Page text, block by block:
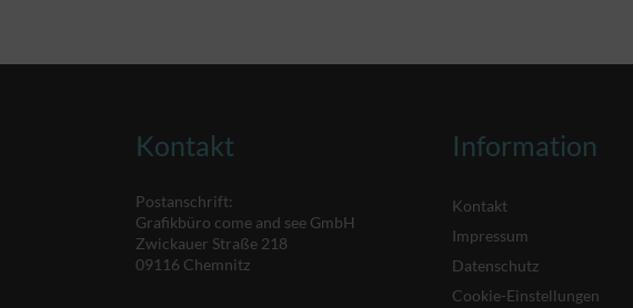
Kontakt
Postanschrift:
Grafikbüro come and see GmbH
Zwickauer Straße 218
09116 Chemnitz
Information
Kontakt
Impressum
Datenschutz
Cookie-Einstellungen